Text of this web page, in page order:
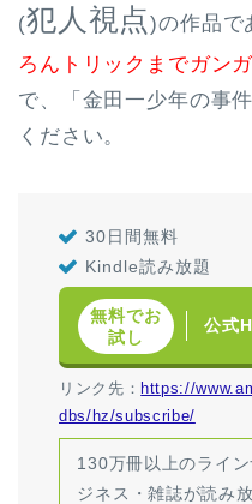
(犯人視点)の作品で
ろんトリックまでガン
で、「金田一少年の事
ください。
30日間無料
Kindle読み放題
無料でお
試し
公式
リンク先： https://
dbs/hz/subscribe/
130万冊以上のライ
ジネス・雑誌が読み放